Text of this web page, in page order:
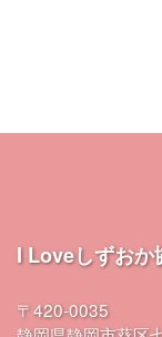
I Loveしずおか
〒420-0035